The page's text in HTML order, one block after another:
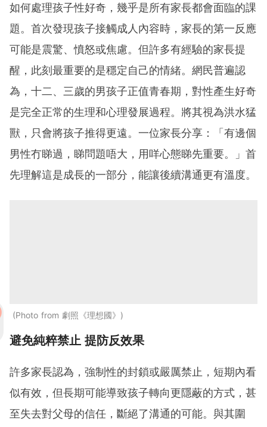
如何處理孩子性好奇，幾乎是所有家長都會面臨的課
題。首次發現孩子接觸成人內容時，家長的第一反應
可能是震驚、憤怒或焦慮。但許多有經驗的家長提
醒，此刻最重要的是穩定自己的情緒。網民普遍認
為，十二、三歲的男孩子正值青春期，對性產生好奇
是完全正常的生理和心理發展過程。將其視為洪水猛
獸，只會將孩子推得更遠。一位家長分享：「有邊個
男性冇睇過，睇問題唔大，用咩心態睇先重要。」首
先理解這是成長的一部分，能讓後續溝通更有溫度。
Photo from 劇照《理想國》
避免純粹禁止 提防反效果
許多家長認為，強制性的封鎖或嚴厲禁止，短期內看
似有效，但長期可能導致孩子轉向更隱蔽的方式，甚
至失去對父母的信任，斷絕了溝通的可能。與其圍